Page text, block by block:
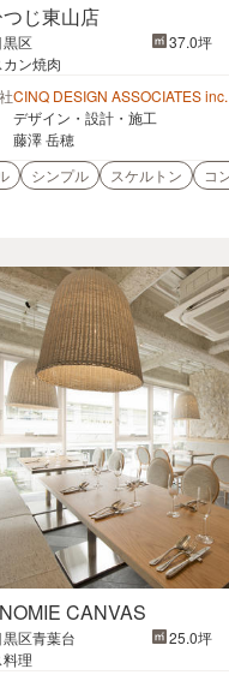
じ東山店
黒区
37.0坪
ン焼肉
CINQ DESIGN ASSOCIATES inc.
デザイン・設計・施工
藤澤 岳穂
シンプル スケルトン コ
CANVAS
区青葉台
25.0坪
理